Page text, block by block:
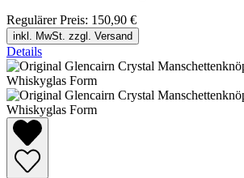
Regulärer Preis: 150,90 €
inkl. MwSt. zzgl. Versand
Details